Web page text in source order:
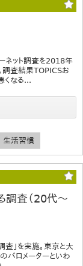
ーネット調査を2018年
調査結果TOPICSお
くなる...
生活習慣
調査（20代～
査」を実施。東京と大
ロメーターといわ